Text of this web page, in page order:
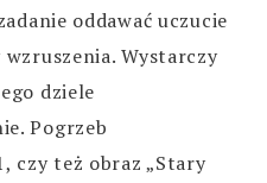
oddawać uczucie
Wystarczy
dziele
Pogrzeb
czy też obraz „Stary